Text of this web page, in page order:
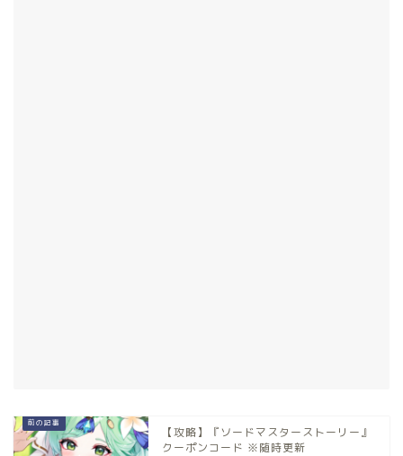
【攻略】『ソードマスターストーリー』
クーポンコード ※随時更新